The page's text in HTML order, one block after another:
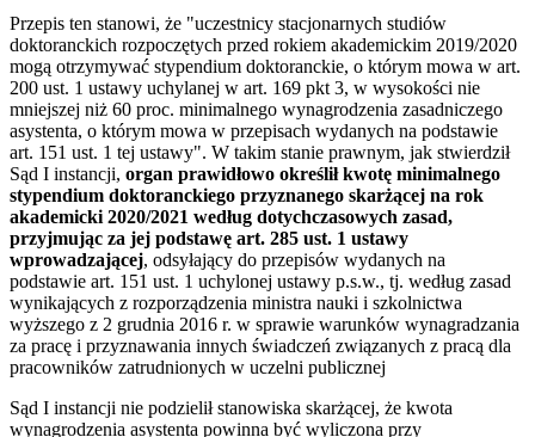
Przepis ten stanowi, że "uczestnicy stacjonarnych studiów
doktoranckich rozpoczętych przed rokiem akademickim 2019/2020
mogą otrzymywać stypendium doktoranckie, o którym mowa w art.
200 ust. 1 ustawy uchylanej w art. 169 pkt 3, w wysokości nie
mniejszej niż 60 proc. minimalnego wynagrodzenia zasadniczego
asystenta, o którym mowa w przepisach wydanych na podstawie
art. 151 ust. 1 tej ustawy". W takim stanie prawnym, jak stwierdził
Sąd I instancji, organ prawidłowo określił kwotę minimalnego
stypendium doktoranckiego przyznanego skarżącej na rok
akademicki 2020/2021 według dotychczasowych zasad,
przyjmując za jej podstawę art. 285 ust. 1 ustawy
wprowadzającej, odsyłający do przepisów wydanych na
podstawie art. 151 ust. 1 uchylonej ustawy p.s.w., tj. według zasad
wynikających z rozporządzenia ministra nauki i szkolnictwa
wyższego z 2 grudnia 2016 r. w sprawie warunków wynagradzania
za pracę i przyznawania innych świadczeń związanych z pracą dla
pracowników zatrudnionych w uczelni publicznej
Sąd I instancji nie podzielił stanowiska skarżącej, że kwota
wynagrodzenia asystenta powinna być wyliczona przy